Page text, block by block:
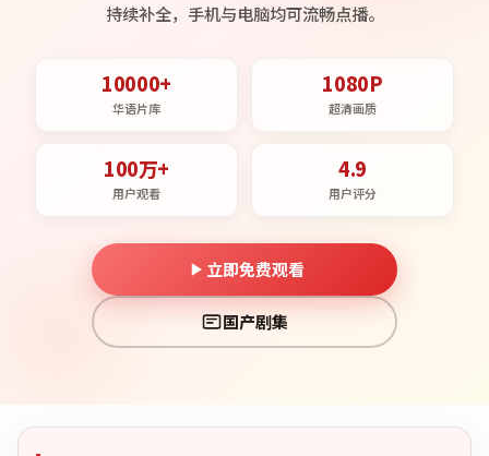
持续补全，手机与电脑均可流畅点播。
10000+
华语片库
1080P
超清画质
100万+
用户观看
4.9
用户评分
立即免费观看
国产剧集